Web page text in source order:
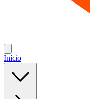
Início